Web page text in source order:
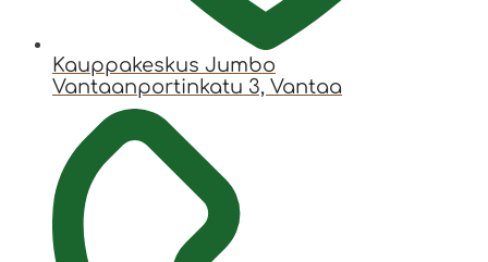
Kauppakeskus Jumbo
Vantaanportinkatu 3, Vantaa